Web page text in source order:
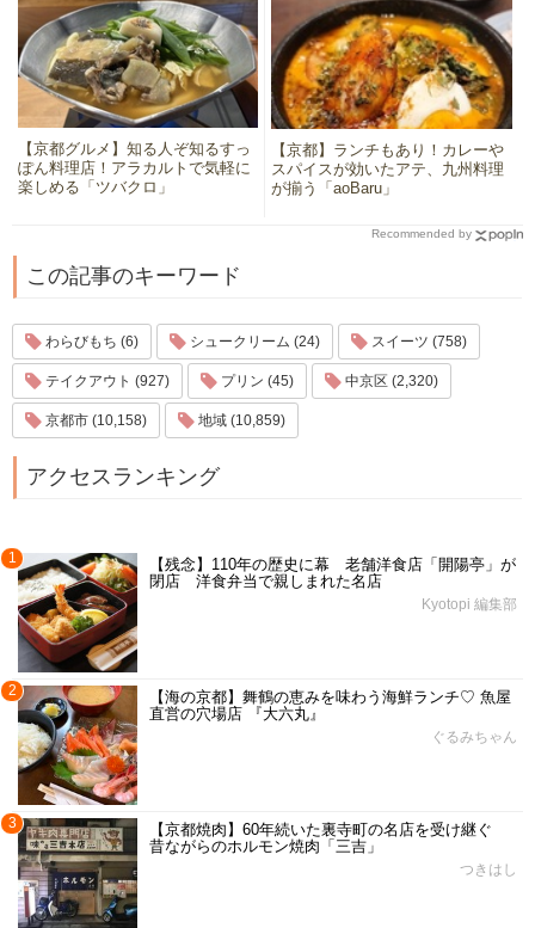
【京都グルメ】知る人ぞ知るすっ
ぽん料理店！アラカルトで気軽に
楽しめる「ツバクロ」
【京都】ランチもあり！カレーや
スパイスが効いたアテ、九州料理
が揃う「aoBaru」
Recommended by
この記事のキーワード
わらびもち (6) シュークリーム (24) スイーツ (758)
テイクアウト (927) プリン (45) 中京区 (2,320)
京都市 (10,158) 地域 (10,859)
アクセスランキング
1
【残念】110年の歴史に幕 老舗洋食店「開陽亭」が
閉店 洋食弁当で親しまれた名店
Kyotopi 編集部
2
【海の京都】舞鶴の恵みを味わう海鮮ランチ♡ 魚屋
直営の穴場店 『大六丸』
ぐるみちゃん
3
【京都焼肉】60年続いた裏寺町の名店を受け継ぐ
昔ながらのホルモン焼肉「三吉」
つきはし